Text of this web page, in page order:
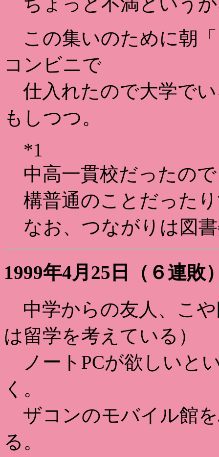
この集いのために朝
コンビニで
仕入れたので大学で
もしつつ。
*1
中高一貫校だったの
構普通のことだった
なお、つながりは図
1999年4月25日（６連敗
中学からの友人、こ
は留学を考えている）
ノートPCが欲しいと
く。
ザコンのモバイル館
る。